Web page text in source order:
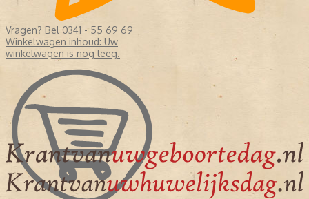
Vragen? Bel 0341 - 55 69 69
Winkelwagen inhoud: Uw
winkelwagen is nog leeg.